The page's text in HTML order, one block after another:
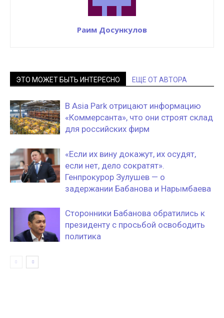
Раим Досункулов
ЭТО МОЖЕТ БЫТЬ ИНТЕРЕСНО ЕЩЕ ОТ АВТОРА
В Asia Park отрицают информацию
«Коммерсанта», что они строят склад
для российских фирм
«Если их вину докажут, их осудят,
если нет, дело сократят».
Генпрокурор Зулушев — о
задержании Бабанова и Нарымбаева
Сторонники Бабанова обратились к
президенту с просьбой освободить
политика